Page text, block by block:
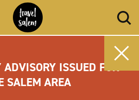
ISSUED FOR
SALEM AREA